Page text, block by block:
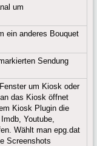
um
ein anderes Bouquet
Sendung
um Kiosk oder
das Kiosk öffnet
Kiosk Plugin die
Youtube,
Wählt man epg.dat
Screenshots